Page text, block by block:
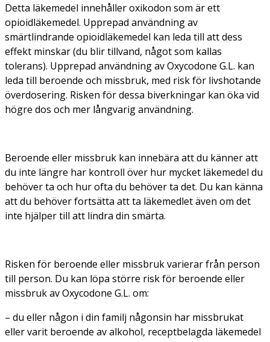
Detta läkemedel innehåller oxikodon som är ett
opioidläkemedel. Upprepad användning av
smärtlindrande opioidläkemedel kan leda till att dess
effekt minskar (du blir tillvand, något som kallas
tolerans). Upprepad användning av Oxycodone G.L. kan
leda till beroende och missbruk, med risk för livshotande
överdosering. Risken för dessa biverkningar kan öka vid
högre dos och mer långvarig användning.
Beroende eller missbruk kan innebära att du känner att
du inte längre har kontroll över hur mycket läkemedel du
behöver ta och hur ofta du behöver ta det. Du kan känna
att du behöver fortsätta att ta läkemedlet även om det
inte hjälper till att lindra din smärta.
Risken för beroende eller missbruk varierar från person
till person. Du kan löpa större risk för beroende eller
missbruk av Oxycodone G.L. om:
– du eller någon i din familj någonsin har missbrukat
eller varit beroende av alkohol, receptbelagda läkemedel